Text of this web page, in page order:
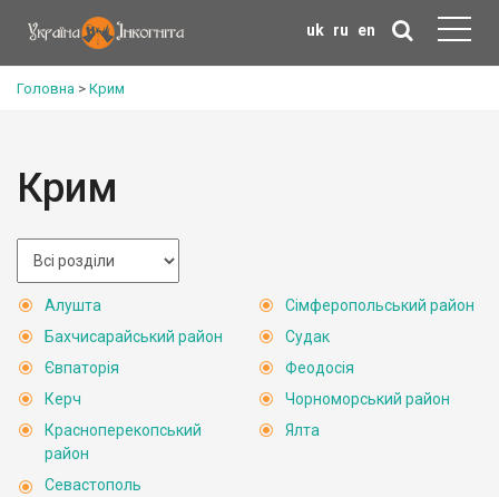
uk ru en
Головна > Крим
Крим
Алушта
Бахчисарайський район
Євпаторія
Керч
Красноперекопський
район
Севастополь
Сімферопольський район
Судак
Феодосія
Чорноморський район
Ялта